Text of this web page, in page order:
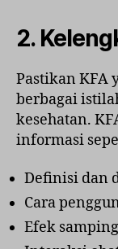
2.
Pastikan KFA
berbagai
kesehatan.
informasi
Definisi dan
Cara
Efek samping